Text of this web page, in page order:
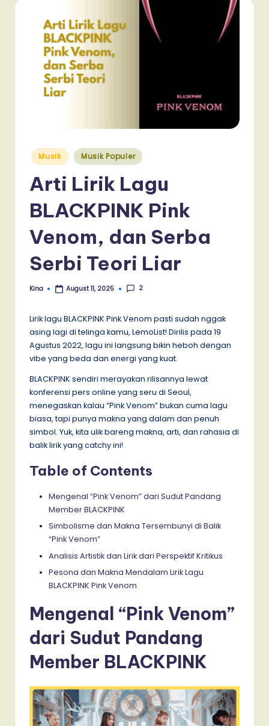
Posted
in
Musik Musik Populer
Arti Lirik Lagu
BLACKPINK Pink
Venom, dan Serba
Serbi Teori Liar
Posted
Kina August 11, 2025 2
Lirik lagu BLACKPINK Pink Venom pasti sudah nggak
asing lagi di telinga kamu, LemoList! Dirilis pada 19
Agustus 2022, lagu ini langsung bikin heboh dengan
vibe yang beda dan energi yang kuat.
BLACKPINK sendiri merayakan rilisannya lewat
konferensi pers online yang seru di Seoul,
menegaskan kalau “Pink Venom” bukan cuma lagu
biasa, tapi punya makna yang dalam dan penuh
simbol. Yuk, kita ulik bareng makna, arti, dan rahasia di
balik lirik yang catchy ini!
Table of Contents
Mengenal “Pink Venom” dari Sudut Pandang
Member BLACKPINK
Simbolisme dan Makna Tersembunyi di Balik
“Pink Venom”
Analisis Artistik dan Lirik dari Perspektif Kritikus
Pesona dan Makna Mendalam Lirik Lagu
BLACKPINK Pink Venom
Mengenal “Pink Venom”
dari Sudut Pandang
Member BLACKPINK